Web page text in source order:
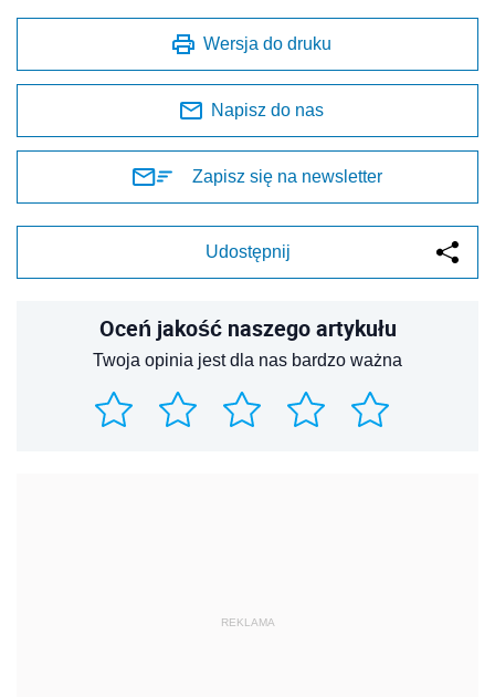
Wersja do druku
Napisz do nas
Zapisz się na newsletter
Udostępnij
Oceń jakość naszego artykułu
Twoja opinia jest dla nas bardzo ważna
REKLAMA